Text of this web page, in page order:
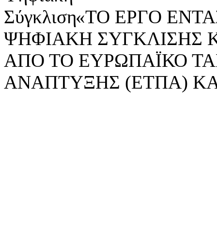
«ΤΟ ΕΡΓΟ
ΨΗΦΙΑΚΗ ΣΥΓΚΛΙΣΗΣ
ΑΠΟ ΤΟ ΕΥΡΩΠΑΪΚΟ
ΑΝΑΠΤΥΞΗΣ (ΕΤΠΑ)